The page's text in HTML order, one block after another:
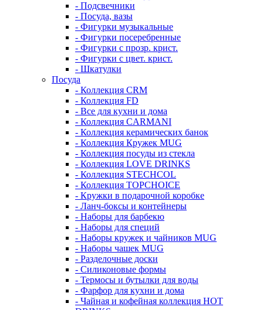
- Подсвечники
- Посуда, вазы
- Фигурки музыкальные
- Фигурки посеребренные
- Фигурки с прозр. крист.
- Фигурки с цвет. крист.
- Шкатулки
Посуда
- Коллекция CRM
- Коллекция FD
- Все для кухни и дома
- Коллекция CARMANI
- Коллекция керамических банок
- Коллекция Кружек MUG
- Коллекция посуды из стекла
- Коллекция LOVE DRINKS
- Коллекция STECHСOL
- Коллекция TOPCHOICE
- Кружки в подарочной коробке
- Ланч-боксы и контейнеры
- Наборы для барбекю
- Наборы для специй
- Наборы кружек и чайников MUG
- Наборы чашек MUG
- Разделочные доски
- Силиконовые формы
- Термосы и бутылки для воды
- Фарфор для кухни и дома
- Чайная и кофейная коллекция HOT